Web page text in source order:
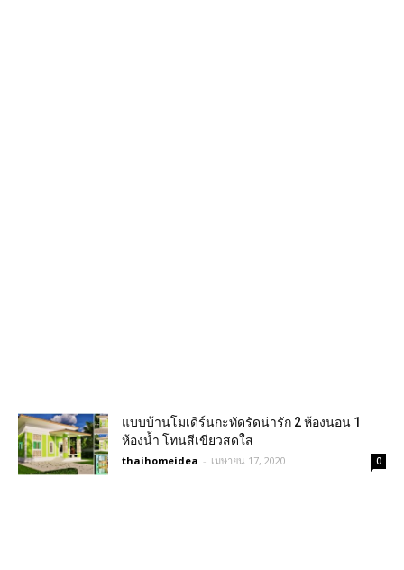
แบบบ้านโมเดิร์นกะทัดรัดน่ารัก 2 ห้องนอน 1
ห้องน้ำ โทนสีเขียวสดใส
thaihomeidea - เมษายน 17, 2020 0